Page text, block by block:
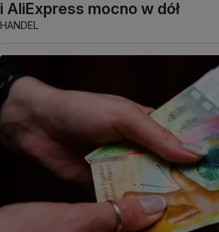
i AliExpress mocno w dół
HANDEL